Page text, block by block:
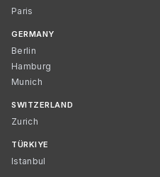
Paris
GERMANY
Berlin
Hamburg
Munich
SWITZERLAND
Zurich
TÜRKIYE
Istanbul